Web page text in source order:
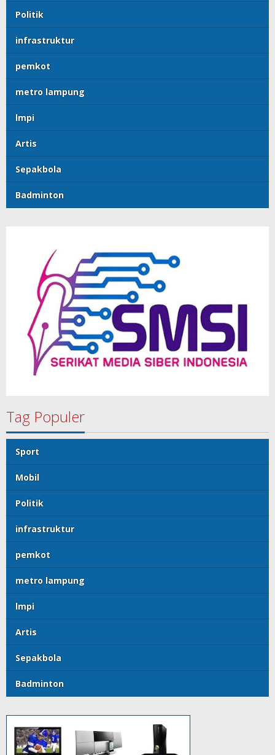
Politik
infrastruktur
pemkot
metro lampung
lmpi
Artis
Sepakbola
Badminton
Tag Populer
Sport
Mobil
Politik
infrastruktur
pemkot
metro lampung
lmpi
Artis
Sepakbola
Badminton